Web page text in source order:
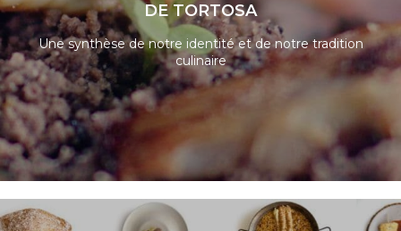
DE TORTOSA
Une synthèse de notre identité et de notre tradition
culinaire
LIRE LA SUITE